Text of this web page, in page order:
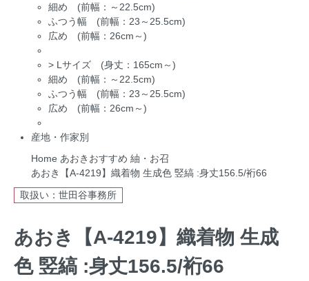
細め (前幅：～22.5cm)
ふつう幅 (前幅：23～25.5cm)
広め (前幅：26cm～)
> Lサイズ (身丈：165cm～)
細め (前幅：～22.5cm)
ふつう幅 (前幅：23～25.5cm)
広め (前幅：26cm～)
産地・作家別
Home あおきおすすめ 紬・お召
あおき【A-4219】織着物 生成色 竪縞 :身丈156.5/裄66
取扱い：世田谷事務所
あおき【A-4219】織着物 生成
色 竪縞 :身丈156.5/裄66